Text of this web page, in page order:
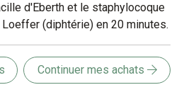
d'Eberth et le staphylocoque
(diphtérie) en 20 minutes.
Continuer mes achats